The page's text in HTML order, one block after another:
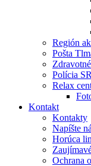
Región
Pošta
Polícia
Relax
Kontakt
Kontakty
Napíšte
Horúca
Ochrana